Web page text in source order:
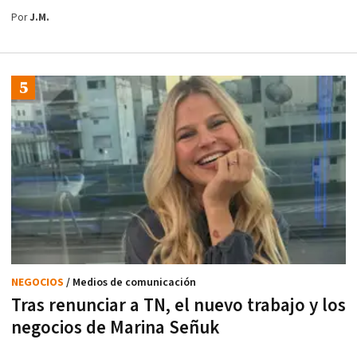
PorJ.M.
Tras renunciar a TN, el nuevo trabajo y los
negocios de Marina Señuk
NEGOCIOS / Medios de comunicación